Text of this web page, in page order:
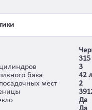
315
3
бака
42 л
мест
2
Да